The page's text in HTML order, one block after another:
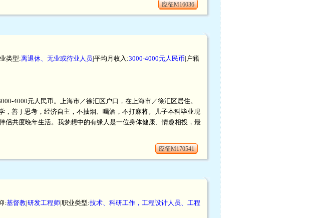
应征M16036
类型:离退休、无业或待业人员|平均月收入:3000-4000元人民币|户籍
4000元人民币。上海市／徐汇区户口，在上海市／徐汇区居住。
善于思考，经济自主，不抽烟、喝酒，不打麻将。儿子本科毕业现
共度晚年生活。我梦想中的有缘人是一位身体健康、情趣相投，最
应征M170541
:基督教|研发工程师|职业类型:技术、科研工作，工程设计人员、工程